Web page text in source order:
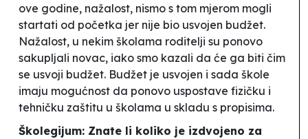
ove godine, nažalost, nismo s tom mjerom mogli
startati od početka jer nije bio usvojen budžet.
Nažalost, u nekim školama roditelji su ponovo
sakupljali novac, iako smo kazali da će ga biti čim
se usvoji budžet. Budžet je usvojen i sada škole
imaju mogućnost da ponovo uspostave fizičku i
tehničku zaštitu u školama u skladu s propisima.
Školegijum: Znate li koliko je izdvojeno za